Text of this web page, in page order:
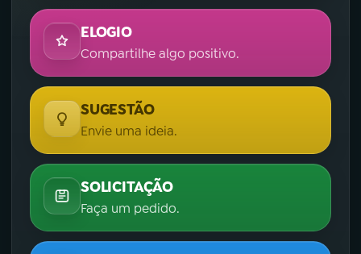
ELOGIO
Compartilhe algo positivo.
SUGESTÃO
Envie uma ideia.
SOLICITAÇÃO
Faça um pedido.